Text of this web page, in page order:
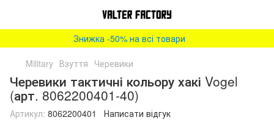
Знижка -50% на всі товари
Military Взуття Черевики
Черевики тактичні кольору хакі Vogel
(арт. 8062200401-40)
Артикул: 8062200401 Написати відгук